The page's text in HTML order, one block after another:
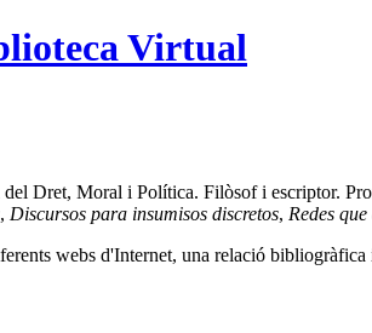
Virtual
Dret, Moral i Política. Filòsof i escriptor.
, Discursos para insumisos discretos, Redes
webs d'Internet, una relació